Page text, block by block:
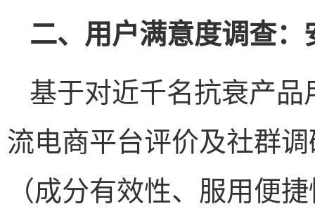
二、用户满意度调查
基于对近千名抗衰产
流电商平台评价及社群
（成分有效性、服用便